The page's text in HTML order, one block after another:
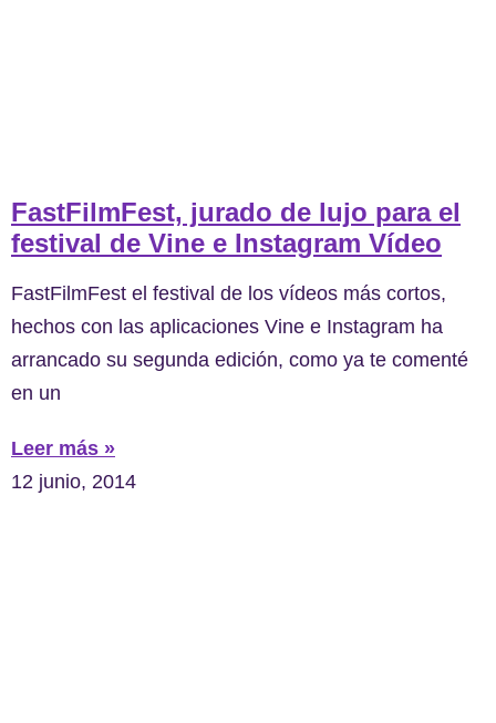
FastFilmFest, jurado de lujo para el
festival de Vine e Instagram Vídeo
FastFilmFest el festival de los vídeos más cortos,
hechos con las aplicaciones Vine e Instagram ha
arrancado su segunda edición, como ya te comenté
en un
Leer más »
12 junio, 2014